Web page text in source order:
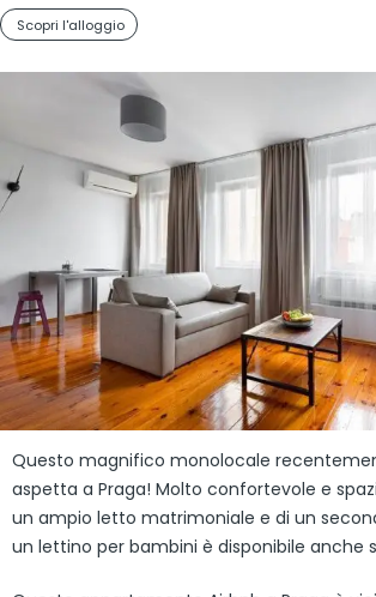
Scopri l'alloggio
Questo magnifico monolocale
aspetta a Praga! Molto confortevole e
un ampio letto matrimoniale e di un
un lettino per bambini è disponibile anche